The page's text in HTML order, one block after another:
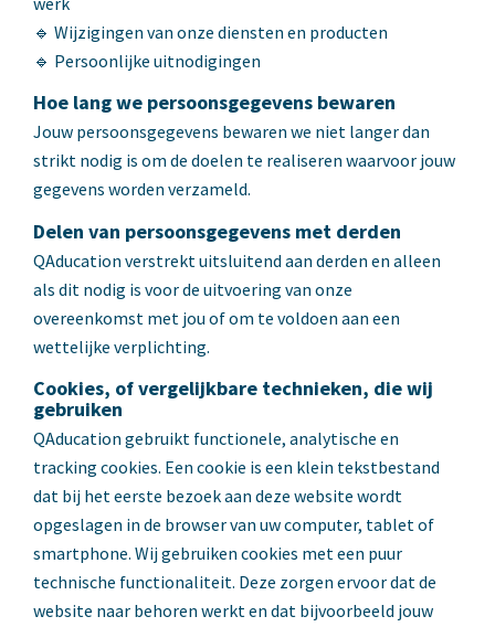
🔹 Wijzigingen van onze diensten en producten
🔹 Persoonlijke uitnodigingen
Hoe lang we persoonsgegevens bewaren
Jouw persoonsgegevens bewaren we niet langer dan
strikt nodig is om de doelen te realiseren waarvoor jouw
gegevens worden verzameld.
Delen van persoonsgegevens met derden
QAducation verstrekt uitsluitend aan derden en alleen
als dit nodig is voor de uitvoering van onze
overeenkomst met jou of om te voldoen aan een
wettelijke verplichting.
Cookies, of vergelijkbare technieken, die wij
gebruiken
QAducation gebruikt functionele, analytische en
tracking cookies. Een cookie is een klein tekstbestand
dat bij het eerste bezoek aan deze website wordt
opgeslagen in de browser van uw computer, tablet of
smartphone. Wij gebruiken cookies met een puur
technische functionaliteit. Deze zorgen ervoor dat de
website naar behoren werkt en dat bijvoorbeeld jouw